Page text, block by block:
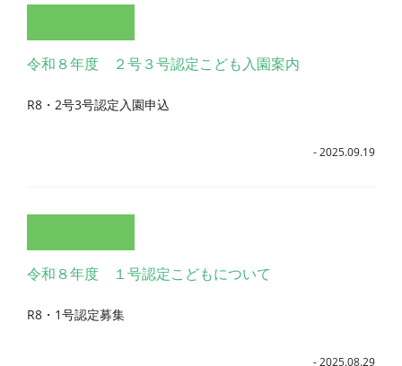
令和８年度 ２号３号認定こども入園案内
R8・2号3号認定入園申込
- 2025.09.19
令和８年度 １号認定こどもについて
R8・1号認定募集
- 2025.08.29